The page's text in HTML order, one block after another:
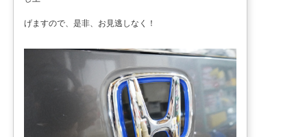
げますので、是非、お見逃しなく！